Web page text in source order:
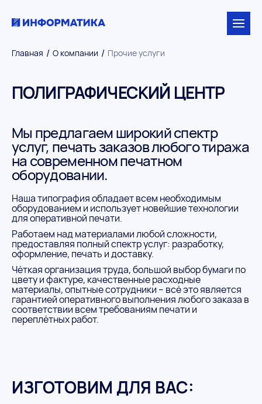
Главная / О компании / Прочие услуги
ПОЛИГРАФИЧЕСКИЙ ЦЕНТР
Мы предлагаем широкий спектр
услуг, печать заказов любого тиража
на современном печатном
оборудовании.
Наша типография обладает всем необходимым
оборудованием и использует новейшие технологии
для оперативной печати.
Работаем над материалами любой сложности,
предоставляя полный спектр услуг: разработку,
оформление, печать и доставку.
Чёткая организация труда, большой выбор бумаги по
цвету и фактуре, качественные расходные
материалы, опытные сотрудники – всё это является
гарантией оперативного выполнения любого заказа в
соответствии всем требованиям печати и
переплётных работ.
ИЗГОТОВИМ ДЛЯ ВАС: